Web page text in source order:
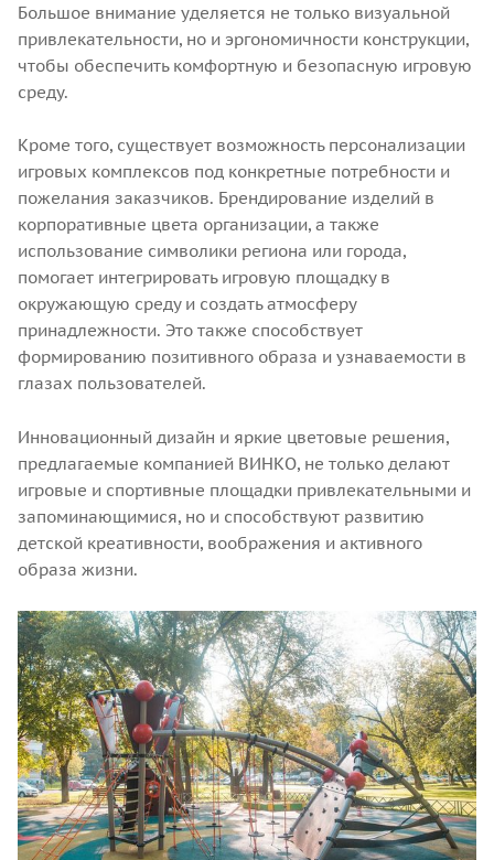
Большое внимание уделяется не только визуальной
привлекательности, но и эргономичности конструкции,
чтобы обеспечить комфортную и безопасную игровую
среду.
Кроме того, существует возможность персонализации
игровых комплексов под конкретные потребности и
пожелания заказчиков. Брендирование изделий в
корпоративные цвета организации, а также
использование символики региона или города,
помогает интегрировать игровую площадку в
окружающую среду и создать атмосферу
принадлежности. Это также способствует
формированию позитивного образа и узнаваемости в
глазах пользователей.
Инновационный дизайн и яркие цветовые решения,
предлагаемые компанией ВИНКО, не только делают
игровые и спортивные площадки привлекательными и
запоминающимися, но и способствуют развитию
детской креативности, воображения и активного
образа жизни.